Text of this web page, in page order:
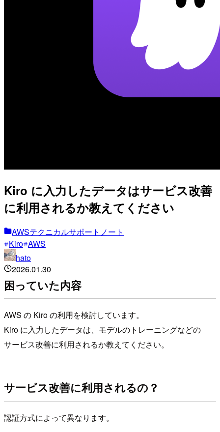
Kiro に入力したデータはサービス改善
に利用されるか教えてください
AWSテクニカルサポートノート
Kiro AWS
hato
2026.01.30
困っていた内容
AWS の Kiro の利用を検討しています。
Kiro に入力したデータは、モデルのトレーニングなどの
サービス改善に利用されるか教えてください。
サービス改善に利用されるの？
認証方式によって異なります。